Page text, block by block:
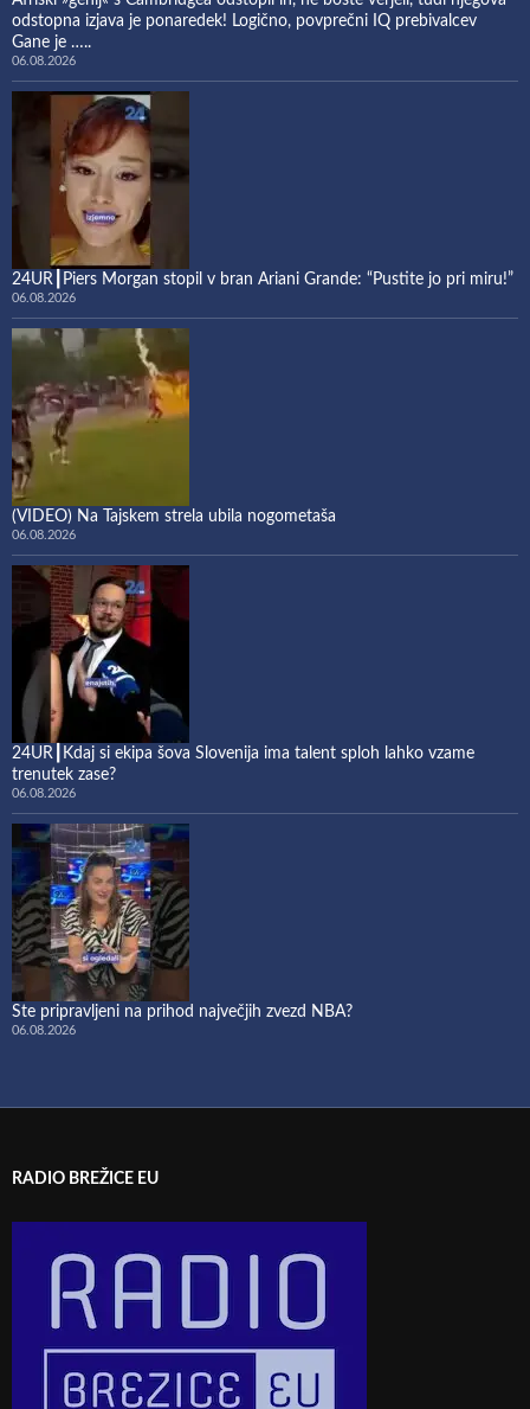
odstopna izjava je ponaredek! Logično, povprečni IQ prebivalcev
Gane je …..
06.08.2026
24UR┃Piers Morgan stopil v bran Ariani Grande: “Pustite jo pri miru!”
06.08.2026
(VIDEO) Na Tajskem strela ubila nogometaša
06.08.2026
24UR┃Kdaj si ekipa šova Slovenija ima talent sploh lahko vzame
trenutek zase?
06.08.2026
Ste pripravljeni na prihod največjih zvezd NBA?
06.08.2026
RADIO BREŽICE EU